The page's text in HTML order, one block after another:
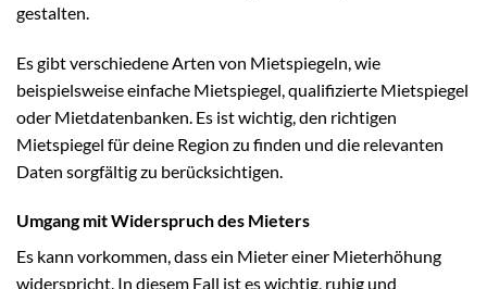
gestalten.
Es gibt verschiedene Arten von Mietspiegeln, wie
beispielsweise einfache Mietspiegel, qualifizierte Mietspiegel
oder Mietdatenbanken. Es ist wichtig, den richtigen
Mietspiegel für deine Region zu finden und die relevanten
Daten sorgfältig zu berücksichtigen.
Umgang mit Widerspruch des Mieters
Es kann vorkommen, dass ein Mieter einer Mieterhöhung
widerspricht. In diesem Fall ist es wichtig, ruhig und